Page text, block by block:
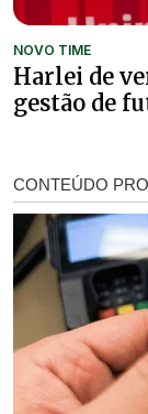
NOVO TIME
Harlei de
gestão de